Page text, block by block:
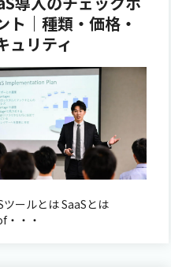
ト｜種類・価格・
ュリティ
ツールとは SaaSとは
・・・